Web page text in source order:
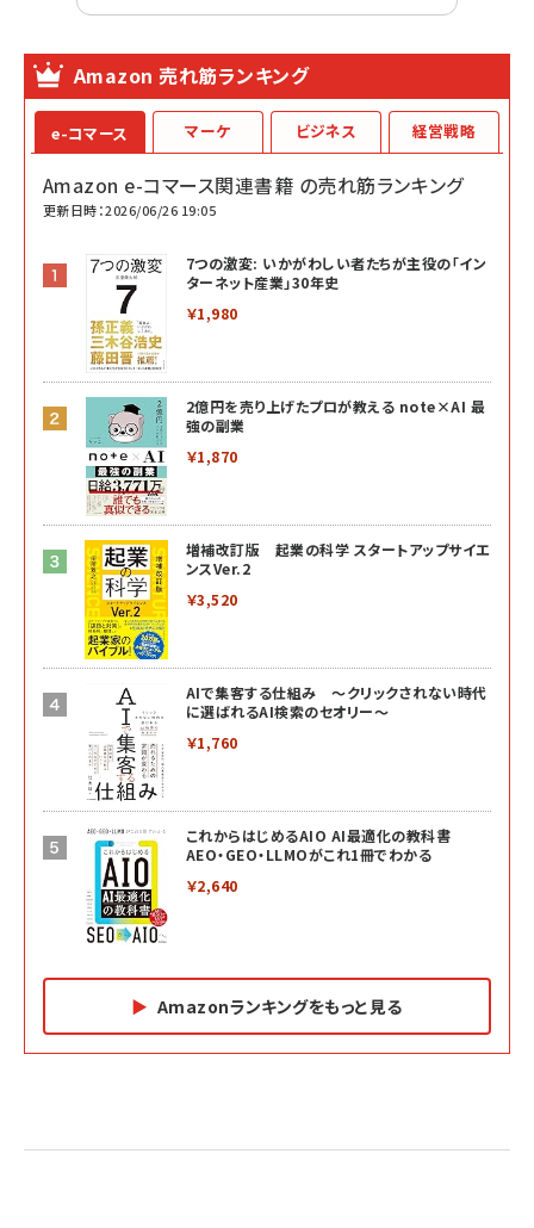
Amazon 売れ筋ランキング
e-コマース
Amazon e-コマース関連書籍 の売れ筋ランキング
更新日時：2026/06/26 19:05
7つの激変: いかがわしい者たちが主役の「イン
ターネット産業」30年史
￥1,980
2億円を売り上げたプロが教える note×AI 最
強の副業
￥1,870
増補改訂版 起業の科学 スタートアップサイエ
ンスVer.2
￥3,520
AIで集客する仕組み ～クリックされない時代
に選ばれるAI検索のセオリー～
￥1,760
これからはじめるAIO AI最適化の教科書
AEO・GEO・LLMOがこれ1冊でわかる
￥2,640
Amazonランキングをもっと見る
マーケ
2億円を売り上げたプロが教える note×AI 最強の
ビジネス
anan(アンアン)2026/07/01号 No.2501[魅せる
経営戦略
ベインキャピタル 企業価値向上力の秘密